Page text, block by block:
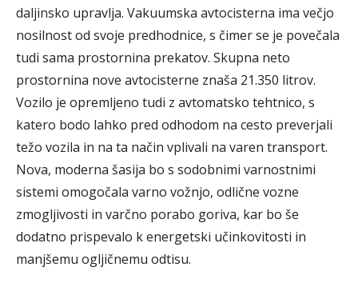
daljinsko upravlja. Vakuumska avtocisterna ima večjo
nosilnost od svoje predhodnice, s čimer se je povečala
tudi sama prostornina prekatov. Skupna neto
prostornina nove avtocisterne znaša 21.350 litrov.
Vozilo je opremljeno tudi z avtomatsko tehtnico, s
katero bodo lahko pred odhodom na cesto preverjali
težo vozila in na ta način vplivali na varen transport.
Nova, moderna šasija bo s sodobnimi varnostnimi
sistemi omogočala varno vožnjo, odlične vozne
zmogljivosti in varčno porabo goriva, kar bo še
dodatno prispevalo k energetski učinkovitosti in
manjšemu ogljičnemu odtisu.